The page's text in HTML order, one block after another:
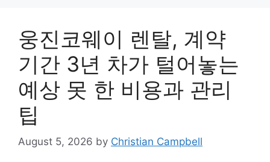
웅진코웨이 렌탈, 계약
기간 3년 차가 털어놓는
예상 못 한 비용과 관리
팁
August 5, 2026 by Christian Campbell